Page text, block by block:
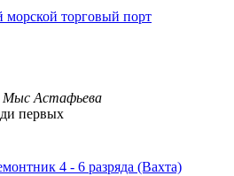
морской торговый порт
Мыс Астафьева
первых
4 - 6 разряда (Вахта)